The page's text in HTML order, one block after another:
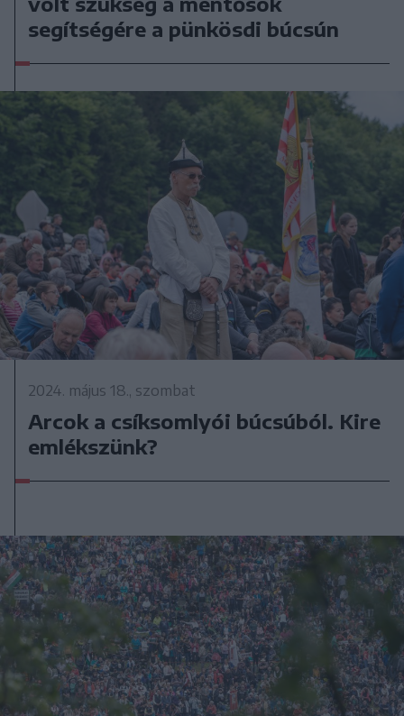
segítségére a pünkösdi búcsún
2024. május 18., szombat
Arcok a csíksomlyói búcsúból. Kire
emlékszünk?